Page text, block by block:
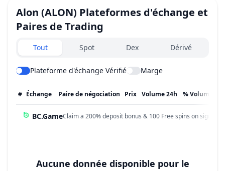
Alon (ALON) Plateformes d'échange et
Paires de Trading
Exchanges type
Tout Spot Dex Dérivé
Plateforme d'échange Vérifié Marge
# Échange Paire de négociation Prix Volume 24h % Volume
BC.GameClaim a 200% deposit bonus & 100 Free spins on sign up!
Aucune donnée disponible pour le